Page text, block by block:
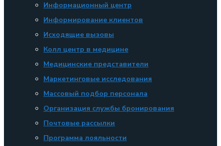
Информационный центр
Информирование клиентов
Исходящие вызовы
Колл центр в медицине
Медицинские представители
Маркетинговые исследования
Массовый подбор персонала
Организация службы бронирования
Почтовые рассылки
Программа лояльности